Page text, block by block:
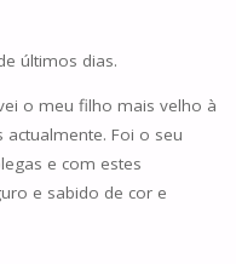
últimos dias.
o meu filho mais velho à
Foi o seu
e com estes
e sabido de cor e